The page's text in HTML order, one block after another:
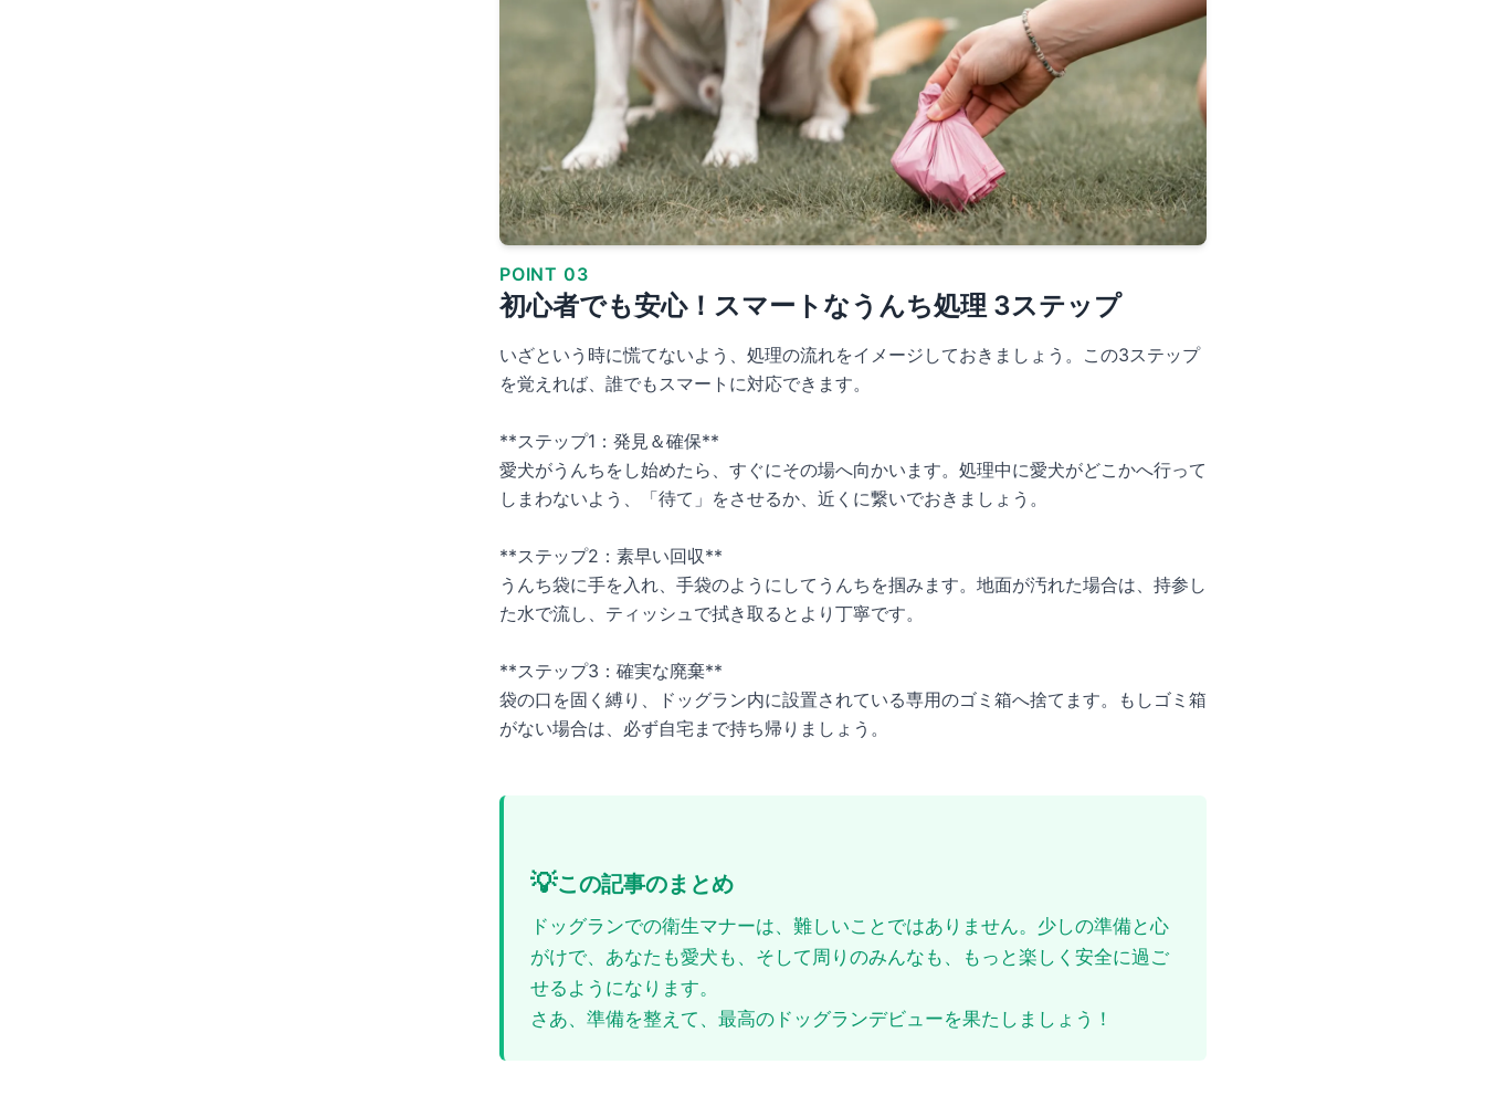
POINT 03
初心者でも安心！スマートなうんち処理 3ステップ
いざという時に慌てないよう、処理の流れをイメージしておきましょう。この3ステップ
を覚えれば、誰でもスマートに対応できます。
**ステップ1：発見＆確保**
愛犬がうんちをし始めたら、すぐにその場へ向かいます。処理中に愛犬がどこかへ行って
しまわないよう、「待て」をさせるか、近くに繋いでおきましょう。
**ステップ2：素早い回収**
うんち袋に手を入れ、手袋のようにしてうんちを掴みます。地面が汚れた場合は、持参し
た水で流し、ティッシュで拭き取るとより丁寧です。
**ステップ3：確実な廃棄**
袋の口を固く縛り、ドッグラン内に設置されている専用のゴミ箱へ捨てます。もしゴミ箱
がない場合は、必ず自宅まで持ち帰りましょう。
💡この記事のまとめ
ドッグランでの衛生マナーは、難しいことではありません。少しの準備と心
がけで、あなたも愛犬も、そして周りのみんなも、もっと楽しく安全に過ご
せるようになります。
さあ、準備を整えて、最高のドッグランデビューを果たしましょう！